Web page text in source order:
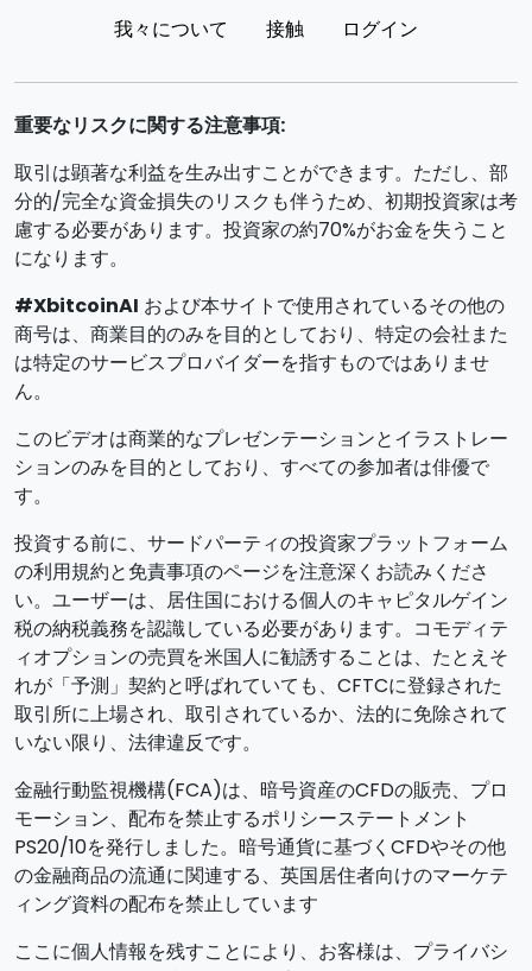
我々について 接触 ログイン
重要なリスクに関する注意事項:
取引は顕著な利益を生み出すことができます。ただし、部
分的/完全な資金損失のリスクも伴うため、初期投資家は考
慮する必要があります。投資家の約70%がお金を失うこと
になります。
#XbitcoinAI および本サイトで使用されているその他の
商号は、商業目的のみを目的としており、特定の会社また
は特定のサービスプロバイダーを指すものではありませ
ん。
このビデオは商業的なプレゼンテーションとイラストレー
ションのみを目的としており、すべての参加者は俳優で
す。
投資する前に、サードパーティの投資家プラットフォーム
の利用規約と免責事項のページを注意深くお読みくださ
い。ユーザーは、居住国における個人のキャピタルゲイン
税の納税義務を認識している必要があります。コモディテ
ィオプションの売買を米国人に勧誘することは、たとえそ
れが「予測」契約と呼ばれていても、CFTCに登録された
取引所に上場され、取引されているか、法的に免除されて
いない限り、法律違反です。
金融行動監視機構(FCA)は、暗号資産のCFDの販売、プロ
モーション、配布を禁止するポリシーステートメント
PS20/10を発行しました。暗号通貨に基づくCFDやその他
の金融商品の流通に関連する、英国居住者向けのマーケテ
ィング資料の配布を禁止しています
ここに個人情報を残すことにより、お客様は、プライバシ